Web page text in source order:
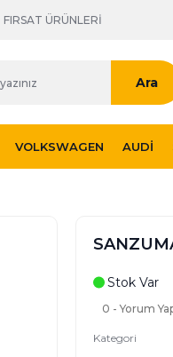
FIRSAT ÜRÜNLERİ
Ara
VOLKSWAGEN AUDI
Stok Var
0 - Yorum
Kategori